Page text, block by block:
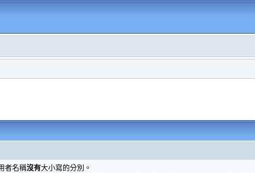
者名稱沒有大小寫的分別。